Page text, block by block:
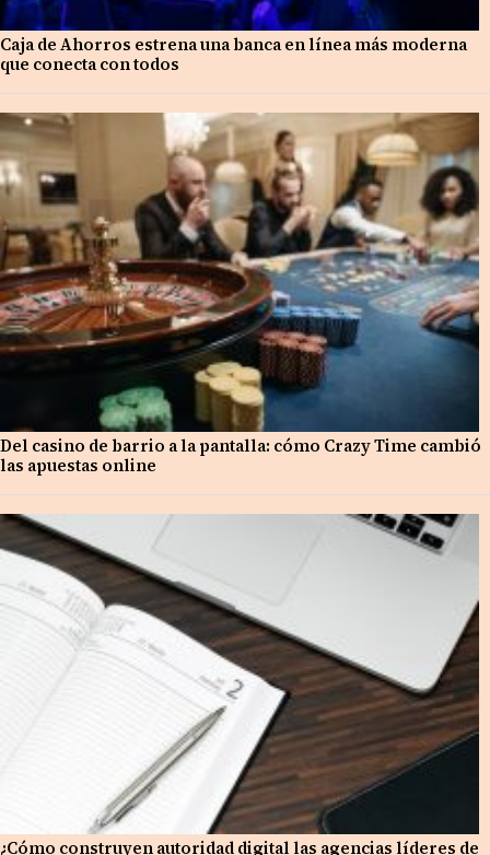
Caja de Ahorros estrena una banca en línea más moderna
que conecta con todos
Del casino de barrio a la pantalla: cómo Crazy Time cambió
las apuestas online
¿Cómo construyen autoridad digital las agencias líderes de